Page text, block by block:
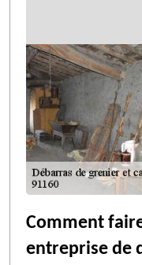
Comment
entreprise de